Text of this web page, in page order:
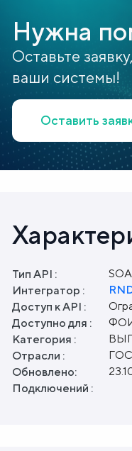
Нужна
Оставьте
ваши системы!
Оставить
Тип API :
Интегратор :
Доступ к API :
Доступно для :
Категория :
Отрасли :
Обновлено:
Подключений :